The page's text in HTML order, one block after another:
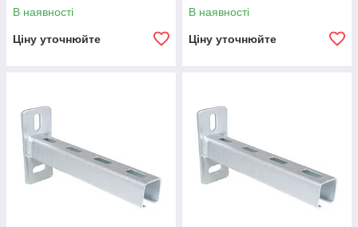
В наявності
Ціну уточнюйте
В наявності
Ціну уточнюйте